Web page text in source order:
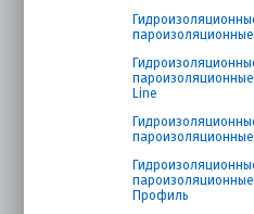
Line
Профиль